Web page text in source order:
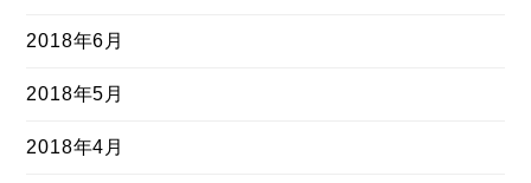
2018年6月
2018年5月
2018年4月